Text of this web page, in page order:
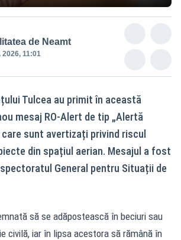
de Neamt
2026, 11:01
Tulcea au primit în această
mesaj RO‑Alert de tip „Alertă
care sunt avertizați privind riscul
din spațiul aerian. Mesajul a fost
General pentru Situații de
să se adăpostească în beciuri sau
civilă, iar în lipsa acestora să rămână în